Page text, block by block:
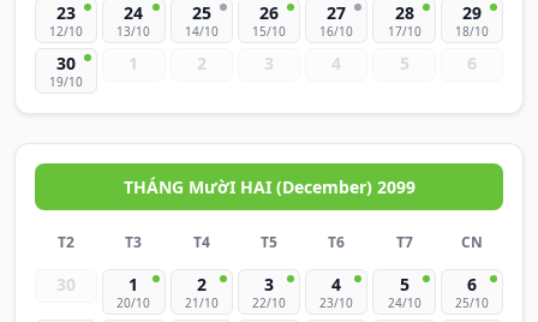
23
12/10
24
13/10
25
14/10
26
15/10
27
16/10
28
17/10
29
18/10
30
19/10
1 2 3 4 5 6
THÁNG MườI HAI (December) 2099
T2 T3 T4 T5 T6 T7 CN
30 1
20/10
2
21/10
3
22/10
4
23/10
5
24/10
6
25/10